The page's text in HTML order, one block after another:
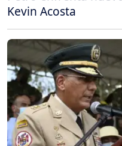
Kevin Acosta